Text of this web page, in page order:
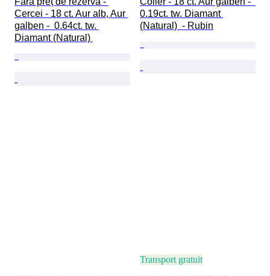
Cercei - 18 ct. Aur alb, Aur
galben -  0.64ct. tw.
Diamant (Natural)
0.19ct. tw. Diamant
(Natural)  - Rubin
Transport gratuit